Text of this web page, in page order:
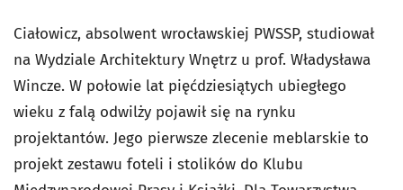
Ciałowicz, absolwent wrocławskiej PWSSP, studiował
na Wydziale Architektury Wnętrz u prof. Władysława
Wincze. W połowie lat pięćdziesiątych ubiegłego
wieku z falą odwilży pojawił się na rynku
projektantów. Jego pierwsze zlecenie meblarskie to
projekt zestawu foteli i stolików do Klubu